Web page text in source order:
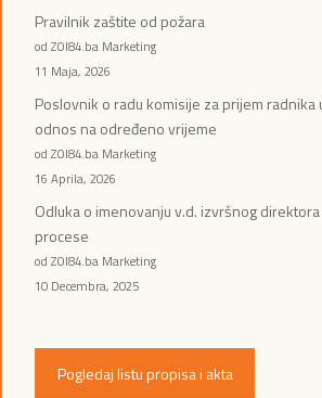
Pravilnik zaštite od požara
od ZOI84.ba Marketing
11 Maja, 2026
Poslovnik o radu komisije za prijem radnika
odnos na određeno vrijeme
od ZOI84.ba Marketing
16 Aprila, 2026
Odluka o imenovanju v.d. izvršnog
procese
od ZOI84.ba Marketing
10 Decembra, 2025
Pogledaj listu propisa i akta